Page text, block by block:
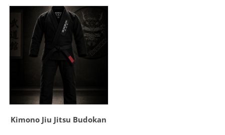
Kimono Jiu Jitsu Budokan